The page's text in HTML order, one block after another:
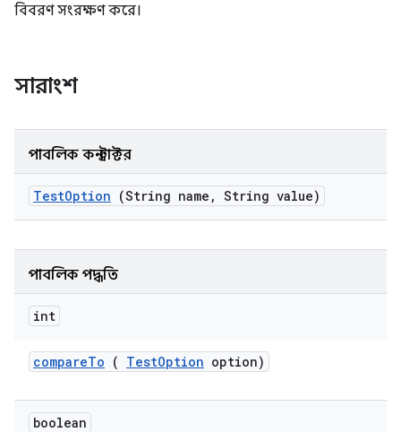
বিবরণ সংরক্ষণ করে।
সারাংশ
পাবলিক কনস্ট্রাক্টর
TestOption (String name , String value)
পাবলিক পদ্ধতি
int
compareTo ( TestOption option)
boolean